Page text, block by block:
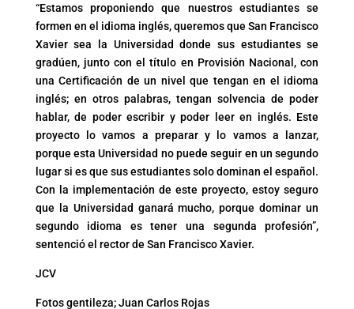
“Estamos proponiendo que nuestros estudiantes se
formen en el idioma inglés, queremos que San Francisco
Xavier sea la Universidad donde sus estudiantes se
gradúen, junto con el título en Provisión Nacional, con
una Certificación de un nivel que tengan en el idioma
inglés; en otros palabras, tengan solvencia de poder
hablar, de poder escribir y poder leer en inglés. Este
proyecto lo vamos a preparar y lo vamos a lanzar,
porque esta Universidad no puede seguir en un segundo
lugar si es que sus estudiantes solo dominan el español.
Con la implementación de este proyecto, estoy seguro
que la Universidad ganará mucho, porque dominar un
segundo idioma es tener una segunda profesión”,
sentenció el rector de San Francisco Xavier.
JCV
Fotos gentileza; Juan Carlos Rojas